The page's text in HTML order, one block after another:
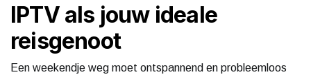
IPTV als jouw ideale
reisgenoot
Een weekendje weg moet ontspannend en probleemloos